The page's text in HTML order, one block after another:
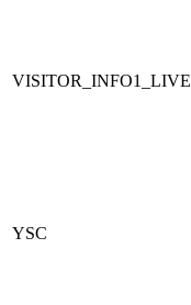
VISITOR_INFO1_LIVE
YSC